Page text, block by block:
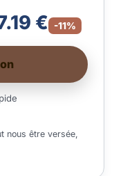
€ -11%
nous être versée,